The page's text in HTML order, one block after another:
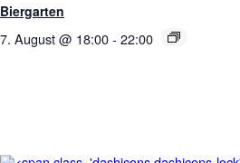
Biergarten
7. August @ 18:00- 22:00